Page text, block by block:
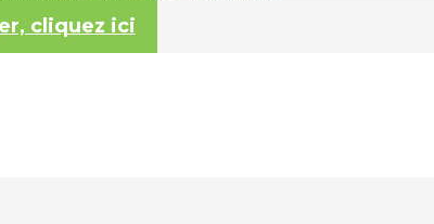
cliquez ici